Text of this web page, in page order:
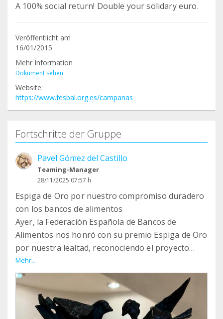
A 100% social return! Double your solidary euro.
Veröffentlicht am
16/01/2015
Mehr Information
Dokument sehen
Website:
https://www.fesbal.org.es/campanas
Fortschritte der Gruppe
Pavel Gómez del Castillo
Teaming-Manager
28/11/2025 07:57 h
Espiga de Oro por nuestro compromiso duradero
con los bancos de alimentos
Ayer, la Federación Española de Bancos de
Alimentos nos honró con su premio Espiga de Oro
por nuestra lealtad, reconociendo el proyecto
duradero que hemos estado llevando a cabo
juntos.
A través de esta iniciativa de Crédito y Caución
cualquier persona puede donar solo un euro al
mes, y la Fundación Occident duplica esa cantidad.
Mehr...